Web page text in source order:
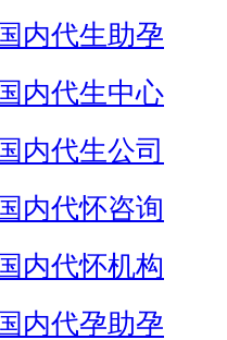
国内代生助孕
国内代生中心
国内代生公司
国内代怀咨询
国内代怀机构
国内代孕助孕